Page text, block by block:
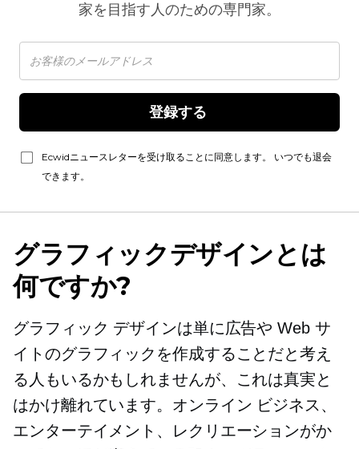
家を目指す人のための専門家。
Ecwidニュースレターを受け取ることに同意します。 いつでも退会
できます。
グラフィックデザインとは
何ですか?
グラフィック デザインは単に広告や Web サ
イトのグラフィックを作成することだと考え
る人もいるかもしれませんが、これは真実と
はかけ離れています。オンライン ビジネス、
エンターテイメント、レクリエーションがか